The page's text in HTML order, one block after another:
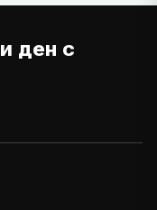
ден с